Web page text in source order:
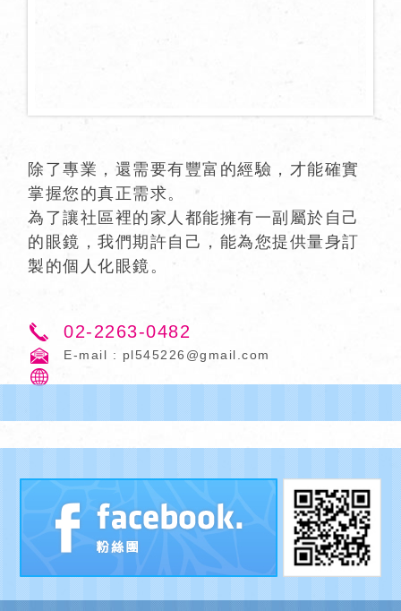
除了專業，還需要有豐富的經驗，才能確實
掌握您的真正需求。
為了讓社區裡的家人都能擁有一副屬於自己
的眼鏡，我們期許自己，能為您提供量身訂
製的個人化眼鏡。
02-2263-0482
E-mail : pl545226@gmail.com